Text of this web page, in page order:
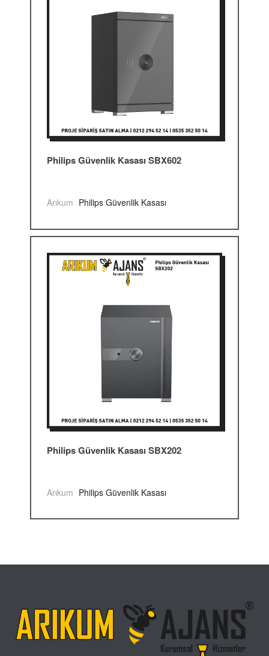
Philips Güvenlik Kasası SBX602
Arıkum Philips Güvenlik Kasası
Philips Güvenlik Kasası SBX202
Arıkum Philips Güvenlik Kasası